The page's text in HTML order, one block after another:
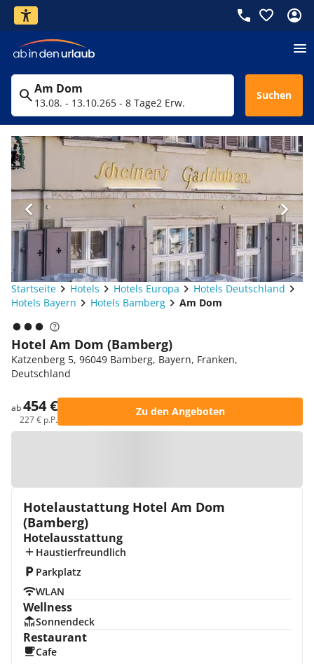
Am Dom
13.08. - 13.10.265 - 8 Tage2 Erw.
Suchen
Startseite Hotels Hotels Europa
Hotels Deutschland
Hotels Bayern
Hotels Bamberg Am Dom
Hotel Am Dom (Bamberg)
Katzenberg 5, 96049 Bamberg, Bayern, Franken,
Deutschland
ab454 €
227 € p.P.
Zu den Angeboten
Hotelaustattung Hotel Am Dom
(Bamberg)
Hotelausstattung
Haustierfreundlich
Parkplatz
WLAN
Wellness
Sonnendeck
Restaurant
Cafe